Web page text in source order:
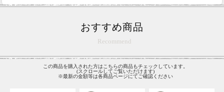
おすすめ商品
Recommend
この商品を購入された方はこちらの商品もチェックしています。
(スクロールしてご覧いただけます)
※最新の金額等は各商品ページにてご確認ください